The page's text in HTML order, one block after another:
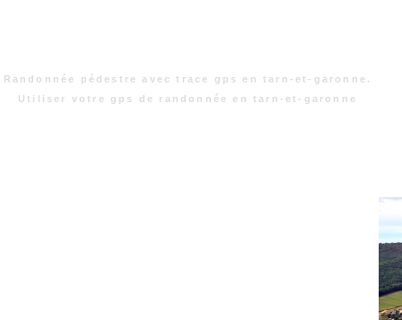
Randonnée pédestre avec trace gps en tarn-et-garonne.
Utiliser votre gps de randonnée en tarn-et-garonne